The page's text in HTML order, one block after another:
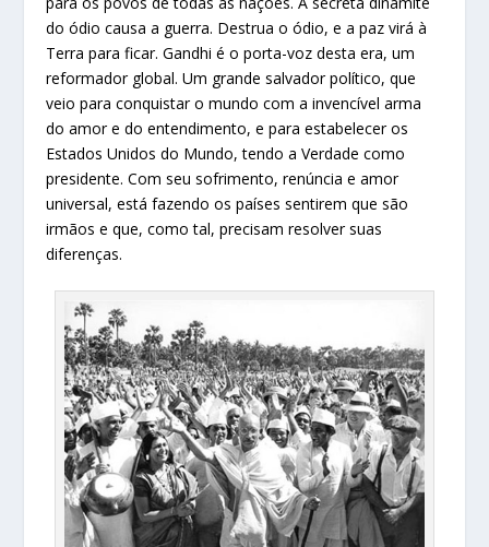
do ódio causa a guerra. Destrua o ódio, e a paz virá à
Terra para ficar. Gandhi é o porta-voz desta era, um
reformador global. Um grande salvador político, que
veio para conquistar o mundo com a invencível arma
do amor e do entendimento, e para estabelecer os
Estados Unidos do Mundo, tendo a Verdade como
presidente. Com seu sofrimento, renúncia e amor
universal, está fazendo os países sentirem que são
irmãos e que, como tal, precisam resolver suas
diferenças.